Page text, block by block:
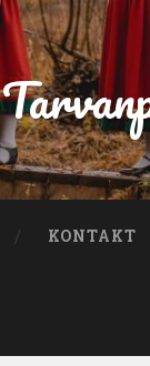
KONTAKT